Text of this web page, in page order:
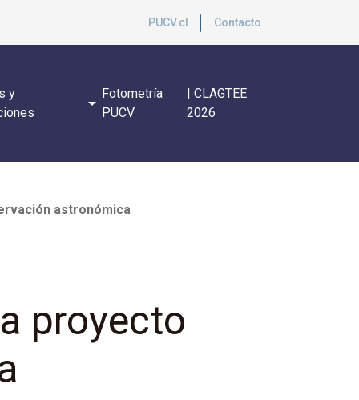
PUCV.cl Contacto
y
arrow_drop_down
Fotometría
PUCV
| CLAGTEE
2026
astronómica
proyecto